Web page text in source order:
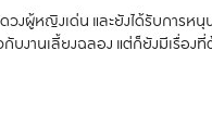
ผู้หญิงเด่น และยังได้รับการห
งานเลี้ยงฉลอง แต่ก็ยังมีเรื่อง